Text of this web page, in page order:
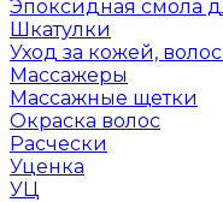
Эпоксидная смола
Шкатулки
Уход за кожей,
Массажеры
Массажные щетки
Окраска волос
Расчески
Уценка
УЦ